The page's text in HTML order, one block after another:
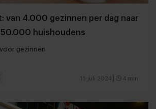
van 4.000 gezinnen per dag naar
huishoudens
gezinnen
15 juli 2024 4 min